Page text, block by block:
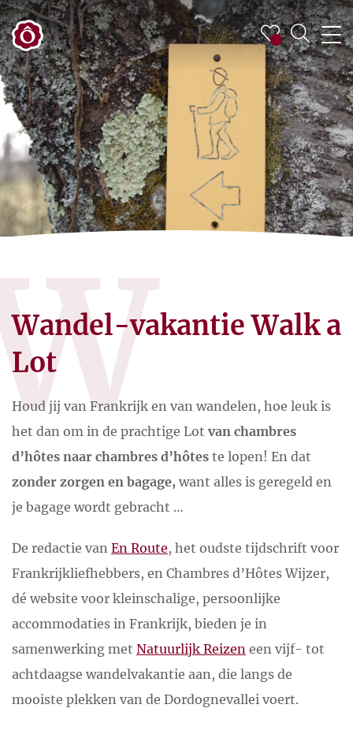
Wandel-vakantie Walk a
Lot
Houd jij van Frankrijk en van wandelen, hoe leuk is
het dan om in de prachtige Lot van chambres
d’hôtes naar chambres d’hôtes te lopen! En dat
zonder zorgen en bagage, want alles is geregeld en
je bagage wordt gebracht …
De redactie van En Route, het oudste tijdschrift voor
Frankrijkliefhebbers, en Chambres d’Hôtes Wijzer,
dé website voor kleinschalige, persoonlijke
accommodaties in Frankrijk, bieden je in
samenwerking met Natuurlijk Reizen een vijf- tot
achtdaagse wandelvakantie aan, die langs de
mooiste plekken van de Dordognevallei voert.